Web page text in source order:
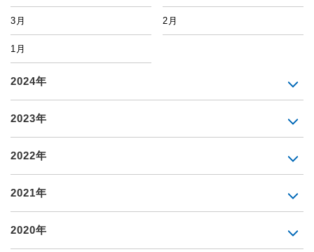
3月 2月
1月
2024年
2023年
2022年
2021年
2020年